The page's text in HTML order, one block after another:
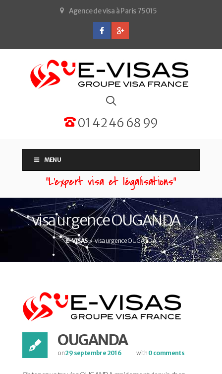
Agence de visa à Paris 75015
01 42 46 68 99
MENU
“L'expert visa et légalisations”
visa urgence OUGANDA
E-VISAS visa urgence OUGANDA
OUGANDA
on29 septembre 2016 with 0 comments